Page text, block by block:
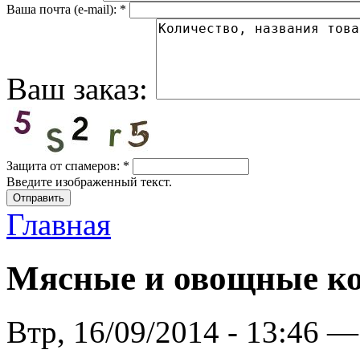
Ваша почта (е-mail): *
Ваш заказ:
Защита от спамеров: *
Введите изображенный текст.
Главная
Мясные и овощные
Втр, 16/09/2014 - 13:46